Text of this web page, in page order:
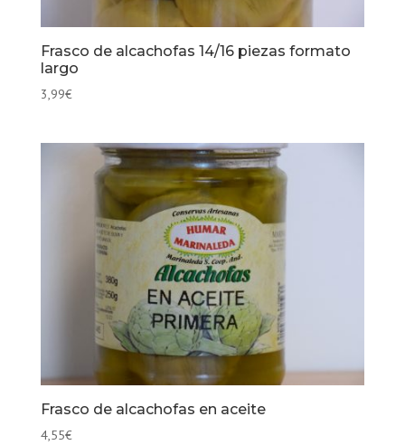
Frasco de alcachofas 14/16 piezas formato
largo
3,99€
Frasco de alcachofas en aceite
4,55€